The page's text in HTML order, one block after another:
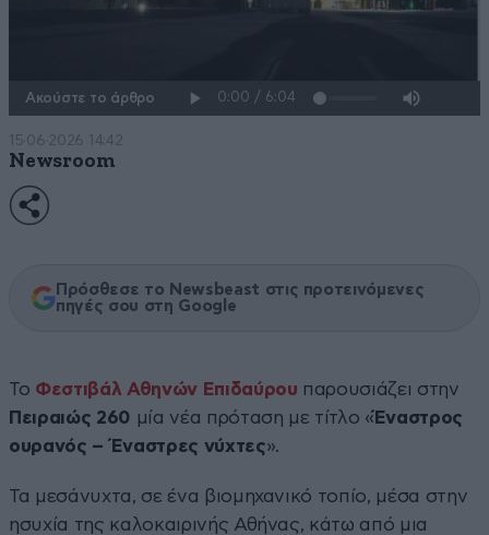
Ακούστε το άρθρο
15·06·2026 14:42
Newsroom
Πρόσθεσε το Newsbeast στις προτεινόμενες
πηγές σου στη Google
Το Φεστιβάλ Αθηνών Επιδαύρου παρουσιάζει στην
Πειραιώς 260 μία νέα πρόταση με τίτλο «Έναστρος
ουρανός – Έναστρες νύχτες».
Τα μεσάνυχτα, σε ένα βιομηχανικό τοπίο, μέσα στην
ησυχία της καλοκαιρινής Αθήνας, κάτω από μια